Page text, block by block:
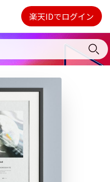
Webプレイヤー
ご契約内容の確認・変更
楽天IDでログイン